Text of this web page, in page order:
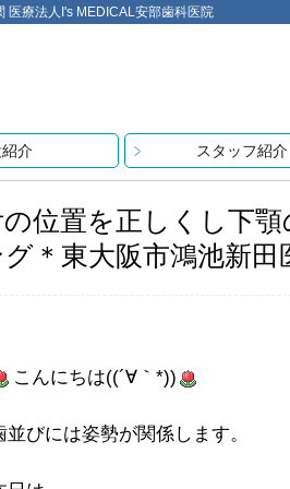
医療法人I's MEDICAL安部歯科医院
介 スタッフ紹介
位置を正しくし下
＊東大阪市鴻池新田
こんにちは((´∀｀*))
並びには姿勢が関係します。